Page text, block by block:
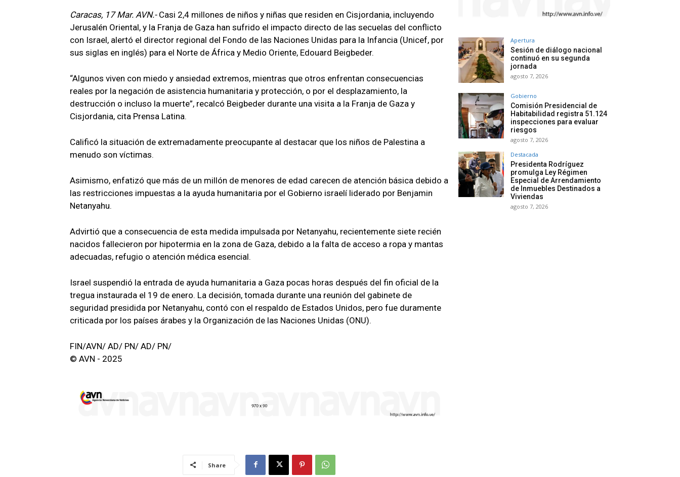
Caracas, 17 Mar. AVN.- Casi 2,4 millones de niños y niñas que residen en Cisjordania, incluyendo
Jerusalén Oriental, y la Franja de Gaza han sufrido el impacto directo de las secuelas del conflicto
con Israel, alertó el director regional del Fondo de las Naciones Unidas para la Infancia (Unicef, por
sus siglas en inglés) para el Norte de África y Medio Oriente, Edouard Beigbeder.
“Algunos viven con miedo y ansiedad extremos, mientras que otros enfrentan consecuencias
reales por la negación de asistencia humanitaria y protección, o por el desplazamiento, la
destrucción o incluso la muerte”, recalcó Beigbeder durante una visita a la Franja de Gaza y
Cisjordania, cita Prensa Latina.
Calificó la situación de extremadamente preocupante al destacar que los niños de Palestina a
menudo son víctimas.
Asimismo, enfatizó que más de un millón de menores de edad carecen de atención básica debido a
las restricciones impuestas a la ayuda humanitaria por el Gobierno israelí liderado por Benjamin
Netanyahu.
Advirtió que a consecuencia de esta medida impulsada por Netanyahu, recientemente siete recién
nacidos fallecieron por hipotermia en la zona de Gaza, debido a la falta de acceso a ropa y mantas
adecuadas, refugio o atención médica esencial.
Israel suspendió la entrada de ayuda humanitaria a Gaza pocas horas después del fin oficial de la
tregua instaurada el 19 de enero. La decisión, tomada durante una reunión del gabinete de
seguridad presidida por Netanyahu, contó con el respaldo de Estados Unidos, pero fue duramente
criticada por los países árabes y la Organización de las Naciones Unidas (ONU).
FIN/AVN/ AD/ PN/ AD/ PN/
© AVN - 2025
Share
Apertura
Sesión de diálogo nacional
continuó en su segunda
jornada
agosto 7, 2026
Gobierno
Comisión Presidencial de
Habitabilidad registra 51.124
inspecciones para evaluar
riesgos
agosto 7, 2026
Destacada
Presidenta Rodríguez
promulga Ley Régimen
Especial de Arrendamiento
de Inmuebles Destinados a
Viviendas
agosto 7, 2026